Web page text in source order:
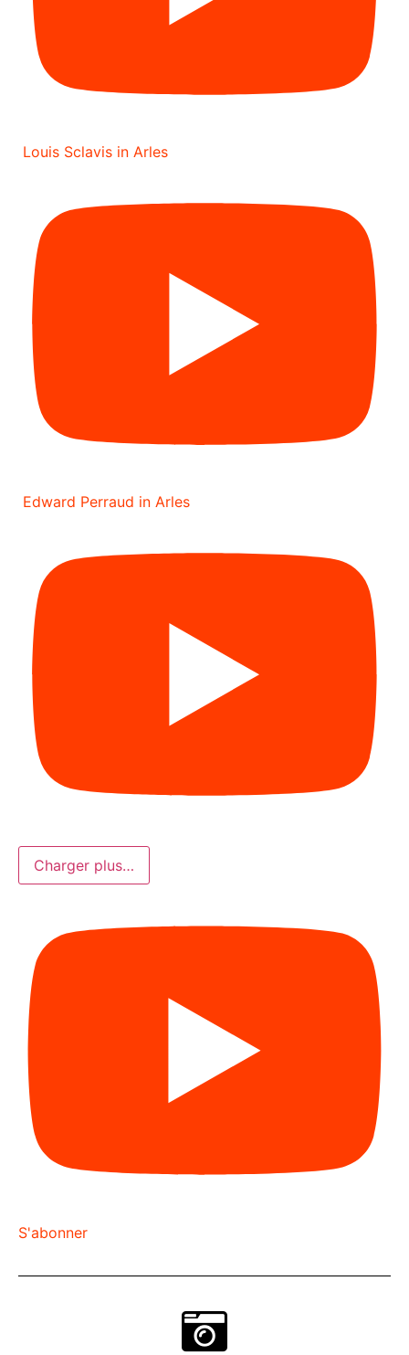
Louis Sclavis in Arles
Edward Perraud in Arles
Charger plus…
S'abonner